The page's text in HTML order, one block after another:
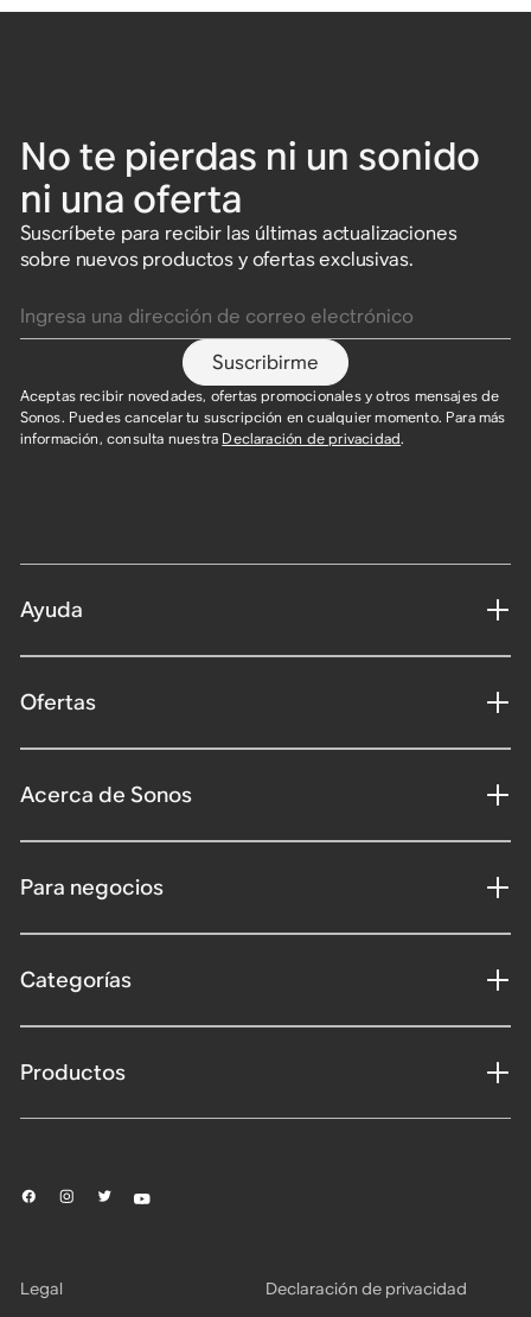
No te pierdas ni un sonido
ni una oferta
Suscríbete para recibir las últimas actualizaciones
sobre nuevos productos y ofertas exclusivas.
Suscribirme
Aceptas recibir novedades, ofertas promocionales y otros mensajes de
Sonos. Puedes cancelar tu suscripción en cualquier momento. Para más
información, consulta nuestra Declaración de privacidad.​
Ayuda
Ofertas
Acerca de Sonos
Para negocios
Categorías
Productos
Legal Declaración de privacidad